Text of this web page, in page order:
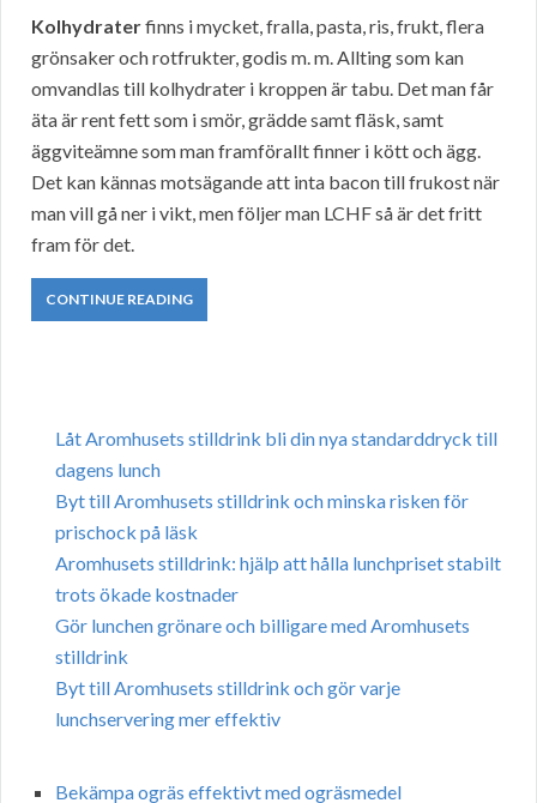
Kolhydraterfinns i mycket, fralla, pasta, ris, frukt, flera
grönsaker och rotfrukter, godis m. m. Allting som kan
omvandlas till kolhydrater i kroppen är tabu. Det man får
äta är rent fett som i smör, grädde samt fläsk, samt
äggviteämne som man framförallt finner i kött och ägg.
Det kan kännas motsägande att inta bacon till frukost när
man vill gå ner i vikt, men följer man LCHF så är det fritt
fram för det.
CONTINUE READING
Låt Aromhusets stilldrink bli din nya standarddryck till
dagens lunch
Byt till Aromhusets stilldrink och minska risken för
prischock på läsk
Aromhusets stilldrink: hjälp att hålla lunchpriset stabilt
trots ökade kostnader
Gör lunchen grönare och billigare med Aromhusets
stilldrink
Byt till Aromhusets stilldrink och gör varje
lunchservering mer effektiv
Bekämpa ogräs effektivt med ogräsmedel